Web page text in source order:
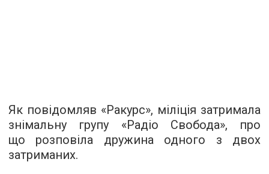
Як повідомляв «Ракурс», міліція затримала
знімальну групу «Радіо Свобода», про
що розповіла дружина одного з двох
затриманих.